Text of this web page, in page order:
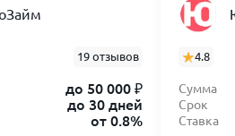
Инвест предоставляет
прочую информацию. После
кабинетосуществляется по
самостоятельно. В
к погашению с учетом
19 отзывов
до 50 000 ₽
до 30 дней
от 0.8%
4.8
Сумма
Срок
Ставка